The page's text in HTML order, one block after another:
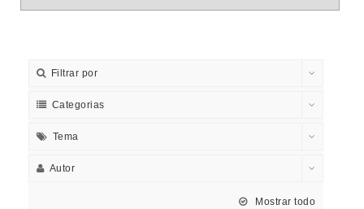
Filtrar por
Categorias
Tema
Autor
Mostrar todo